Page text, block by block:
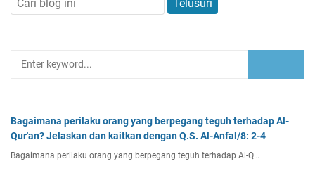
Bagaimana perilaku orang yang berpegang teguh terhadap Al-
Qur'an? Jelaskan dan kaitkan dengan Q.S. Al-Anfal/8: 2-4
Bagaimana perilaku orang yang berpegang teguh terhadap Al-Q…